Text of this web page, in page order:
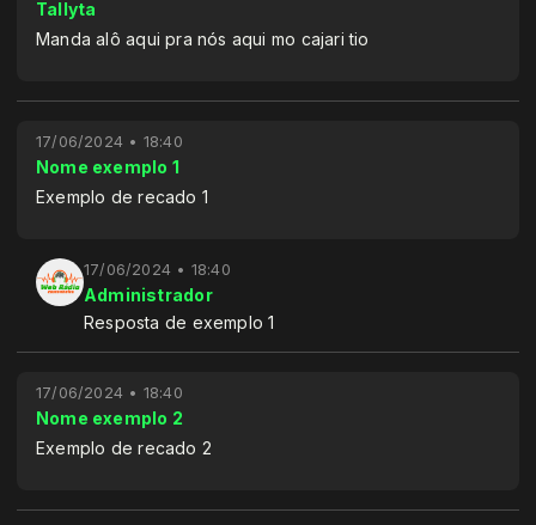
Tallyta
Manda alô aqui pra nós aqui mo cajari tio
Nome exemplo 1
17/06/2024 • 18:40
Exemplo de recado 1
Administrador
17/06/2024 • 18:40
Resposta de exemplo 1
Nome exemplo 2
17/06/2024 • 18:40
Exemplo de recado 2